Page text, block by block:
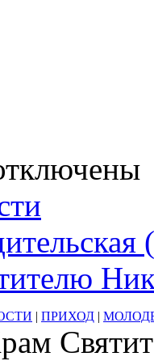
| ПРИХОД |